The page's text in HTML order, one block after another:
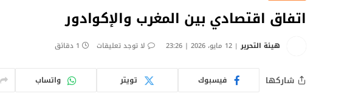
اتفاق اقتصادي بين المغرب والإكوادور
هيئة التحرير 12 مايو، 2026 | 23:26 لا توجد تعليقات 1 دقائق
شاركها فيسبوك تويتر واتساب